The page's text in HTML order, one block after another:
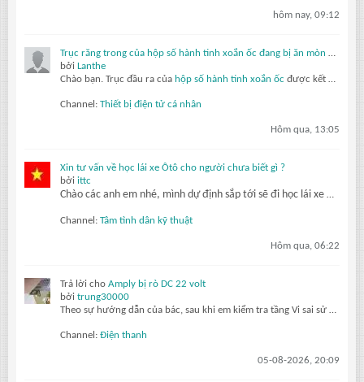
hôm nay, 09:12
Trục răng trong của hộp số hành tinh xoắn ốc đang bị ăn mòn do ma sát dưới tác động của mô-men xoắn thay đổi.
bởi Lanthe
Chào bạn. Trục đầu ra của hộp số hành tinh xoắn ốc được kết nối với mặt bích của khách hàng thông qua một trục răng trong. Sau chưa đầy sáu tháng hoạt động, nó phát ra tiếng kêu lách cách và độ rơ lớn đáng báo động.
Channel: Thiết bị điện tử cá nhân
Hôm qua, 13:05
Xin tư vấn về học lái xe Ôtô cho người chưa biết gì ?
bởi ittc
Chào các anh em nhé, mình dự định sắp tới sẽ đi học lái xe Ôtô, thi lấy bằng lái. Cụ thể mình sẽ học và thi lấy giấy phép lái xe hạng B. Thật sự mình là người chưa có kiến thức hiểu biết gì về Ôtô cả ? tất nhiên mình sẽ phải
Channel: Tâm tình dân kỹ thuật
Hôm qua, 06:22
Trả lời cho Amply bị rò DC 22 volt
bởi trung30000
Theo sự hướng dẫn của bác, sau khi em kiểm tra tầng Vi sai sử dụng cặp c1815, tiếp đến là 1 con a1013, và cặp thúc sử dụng mje304g và mje305g, em đã tiến hành thay cặp Vi sai c1815 sau đó mở máy lên đo ngõ công suất DC 0,2V hai giây sau máy đo...
Channel: Điện thanh
05-08-2026, 20:09